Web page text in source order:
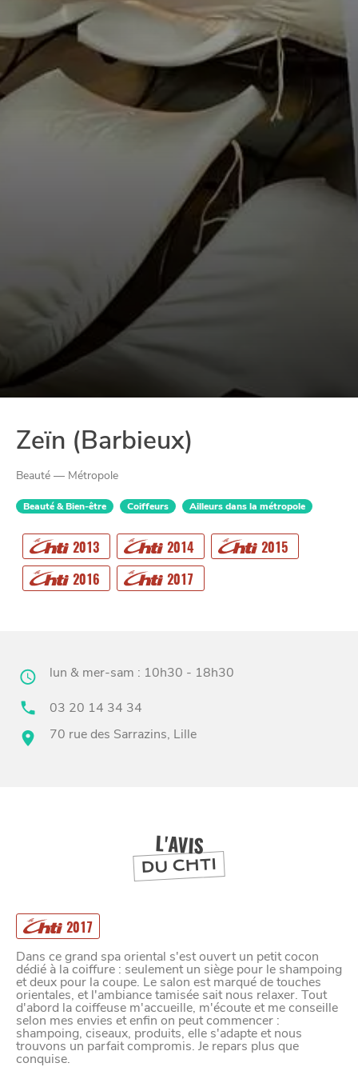
Zeïn (Barbieux)
Beauté — Métropole
Beauté & Bien-être Coiffeurs Ailleurs dans la métropole
2013 2014
2015
2016
2017
L'AVIS
DU CHTI
2017
Dans ce grand spa oriental s'est ouvert un petit cocon
dédié à la coiffure : seulement un siège pour le shampoing
et deux pour la coupe. Le salon est marqué de touches
orientales, et l'ambiance tamisée sait nous relaxer. Tout
d'abord la coiffeuse m'accueille, m'écoute et me conseille
selon mes envies et enfin on peut commencer :
shampoing, ciseaux, produits, elle s'adapte et nous
trouvons un parfait compromis. Je repars plus que
conquise.
lun & mer-sam : 10h30 - 18h30
03 20 14 34 34
70 rue des Sarrazins, Lille
CHTITE
CANAILLE
DEPUIS 1973